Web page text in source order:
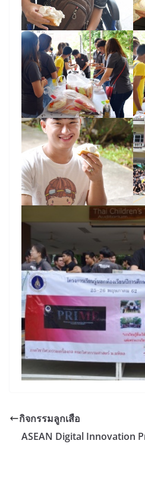
กิจกรรมลูกเสือ
ASEAN Digital Innovation